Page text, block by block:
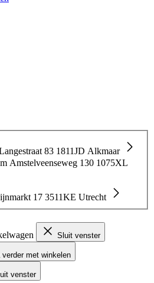
83 1811JD Alkmaar
Amstelveenseweg 130 1075XL
17 3511KE Utrecht
Sluit venster
verder met winkelen
venster